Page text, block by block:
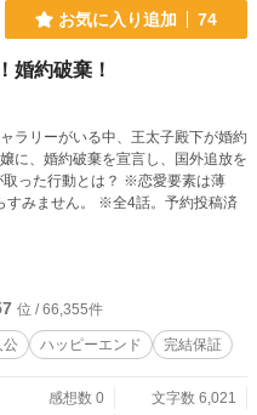
お気に入り追加 74
婚約破棄！
ラリーがいる中、王太子殿下が婚約
に、婚約破棄を宣言し、国外追放を
4話。予約投稿済
位 / 66,355件
公 ハッピーエンド 完結保証
感想数 0
文字数 6,021